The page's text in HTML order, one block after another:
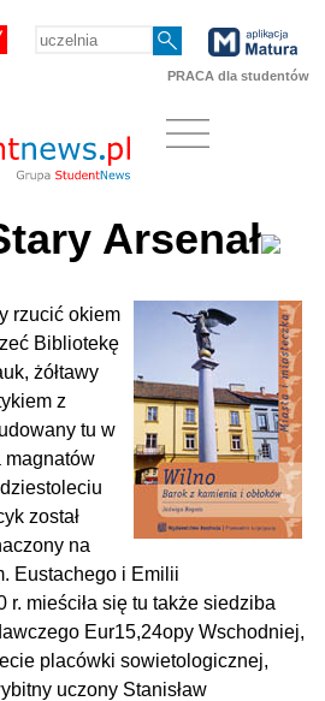
PRACA dla studentów
Arsenał
rzucić okiem
Bibliotekę
, żółtawy
z
tu w
magnatów
został
na
Eustachego i Emilii
r. mieściła się tu także siedziba
Eur15,24opy Wschodniej,
placówki sowietologicznej,
uczony Stanisław